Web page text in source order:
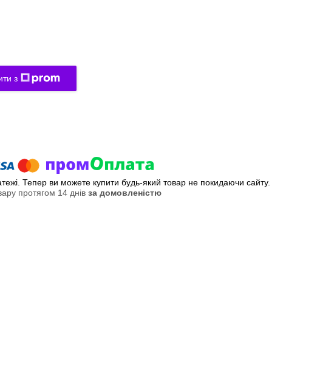
з
Тепер ви можете купити будь-який товар не покидаючи сайту.
протягом 14 днів за домовленістю